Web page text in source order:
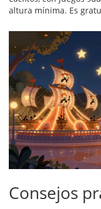
altura mínima. Es
Consejos